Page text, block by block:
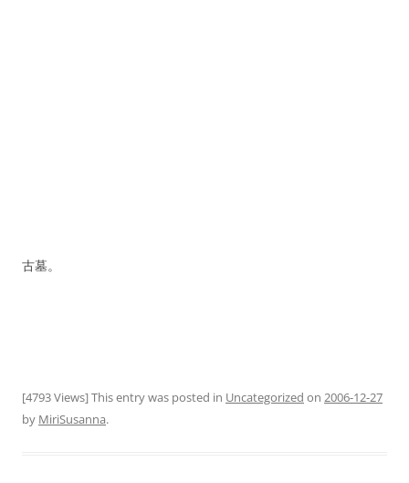
古墓。
[4793 Views] This entry was posted in Uncategorized on 2006-12-27
by MiriSusanna.